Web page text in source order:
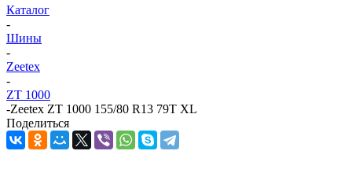
Каталог
-
Шины
-
Zeetex
-
ZT 1000
-Zeetex ZT 1000 155/80 R13 79T XL
Поделиться